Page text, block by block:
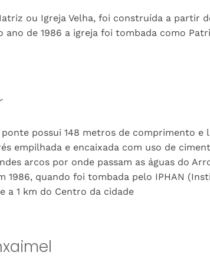
ou Igreja Velha, foi construída a partir
ano de 1986 a igreja foi tombada como
possui 148 metros de comprimento e
empilhada e encaixada com uso de
arcos por onde passam as águas do
1986, quando foi tombada pelo IPHAN
a 1 km do Centro da cidade